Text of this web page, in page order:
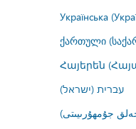
Українська
ქართული
Հայերեն
עברית (ישראל)
جۇمھۇرىيىتى)